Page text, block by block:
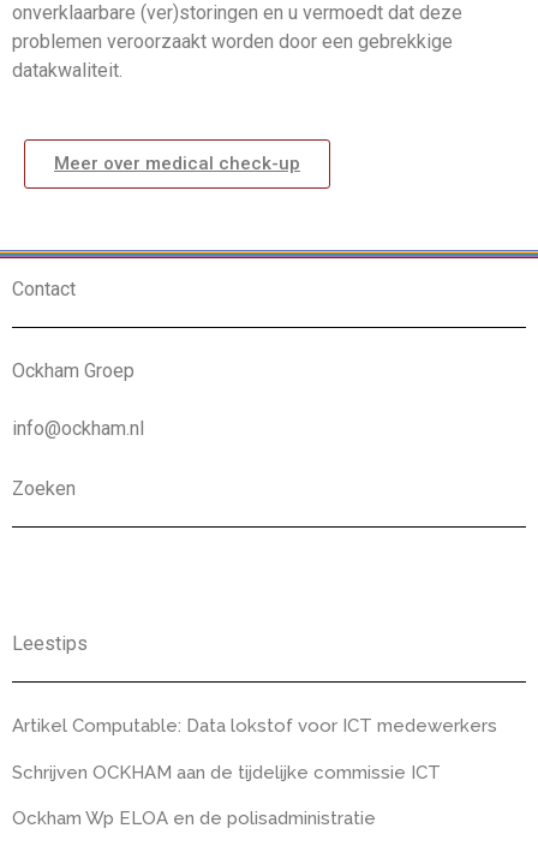
onverklaarbare (ver)storingen en u vermoedt dat deze
problemen veroorzaakt worden door een gebrekkige
datakwaliteit.
Meer over medical check-up
Contact
Ockham Groep
info@ockham.nl
Zoeken
Leestips
Artikel Computable: Data lokstof voor ICT medewerkers
Schrijven OCKHAM aan de tijdelijke commissie ICT
Ockham Wp ELOA en de polisadministratie